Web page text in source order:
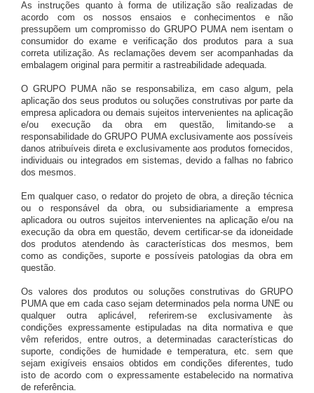
As instruções quanto à forma de utilização são realizadas de
acordo com os nossos ensaios e conhecimentos e não
pressupõem um compromisso do GRUPO PUMA nem isentam o
consumidor do exame e verificação dos produtos para a sua
correta utilização. As reclamações devem ser acompanhadas da
embalagem original para permitir a rastreabilidade adequada.
O GRUPO PUMA não se responsabiliza, em caso algum, pela
aplicação dos seus produtos ou soluções construtivas por parte da
empresa aplicadora ou demais sujeitos intervenientes na aplicação
e/ou execução da obra em questão, limitando-se a
responsabilidade do GRUPO PUMA exclusivamente aos possíveis
danos atribuíveis direta e exclusivamente aos produtos fornecidos,
individuais ou integrados em sistemas, devido a falhas no fabrico
dos mesmos.
Em qualquer caso, o redator do projeto de obra, a direção técnica
ou o responsável da obra, ou subsidiariamente a empresa
aplicadora ou outros sujeitos intervenientes na aplicação e/ou na
execução da obra em questão, devem certificar-se da idoneidade
dos produtos atendendo às características dos mesmos, bem
como as condições, suporte e possíveis patologias da obra em
questão.
Os valores dos produtos ou soluções construtivas do GRUPO
PUMA que em cada caso sejam determinados pela norma UNE ou
qualquer outra aplicável, referirem-se exclusivamente às
condições expressamente estipuladas na dita normativa e que
vêm referidos, entre outros, a determinadas características do
suporte, condições de humidade e temperatura, etc. sem que
sejam exigíveis ensaios obtidos em condições diferentes, tudo
isto de acordo com o expressamente estabelecido na normativa
de referência.